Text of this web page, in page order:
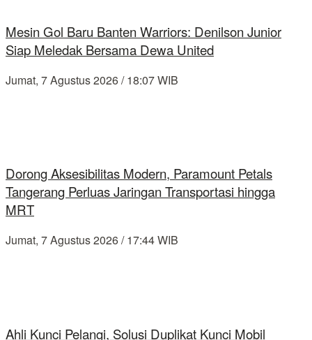
Mesin Gol Baru Banten Warriors: Denilson Junior
Siap Meledak Bersama Dewa United
Jumat, 7 Agustus 2026 / 18:07 WIB
Dorong Aksesibilitas Modern, Paramount Petals
Tangerang Perluas Jaringan Transportasi hingga
MRT
Jumat, 7 Agustus 2026 / 17:44 WIB
Ahli Kunci Pelangi, Solusi Duplikat Kunci Mobil